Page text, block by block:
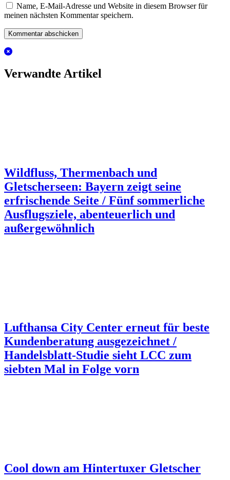
Name, E-Mail-Adresse und Website in diesem Browser für
meinen nächsten Kommentar speichern.
Verwandte Artikel
Wildfluss, Thermenbach und
Gletscherseen: Bayern zeigt seine
erfrischende Seite / Fünf sommerliche
Ausflugsziele, abenteuerlich und
außergewöhnlich
Lufthansa City Center erneut für beste
Kundenberatung ausgezeichnet /
Handelsblatt-Studie sieht LCC zum
siebten Mal in Folge vorn
Cool down am Hintertuxer Gletscher